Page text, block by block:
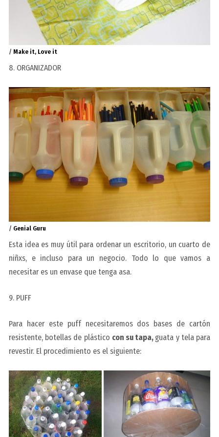
/ Make it, Love it
8. ORGANIZADOR
/ Genial Guru
Esta idea es muy útil para ordenar un escritorio, un cuarto de
niñxs, e incluso para un negocio. Todo lo que vamos a
necesitar es un envase que tenga asa.
9. PUFF
Para hacer este puff necesitaremos dos bases de cartón
resistente, botellas de plástico con su tapa, guata y tela para
revestir. El procedimiento es el siguiente: